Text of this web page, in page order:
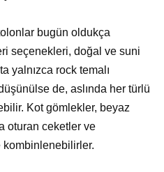
bugün oldukça
seçenekleri, doğal ve suni
yalnızca rock temalı
de, aslında her türlü
Kot gömlekler, beyaz
oturan ceketler ve
kombinlenebilirler.